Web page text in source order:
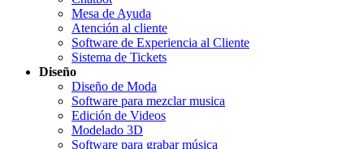
Mesa de Ayuda
Atención al cliente
Software de Experiencia al Cliente
Sistema de Tickets
Diseño
Diseño de Moda
Software para mezclar musica
Edición de Videos
Modelado 3D
Software para grabar música